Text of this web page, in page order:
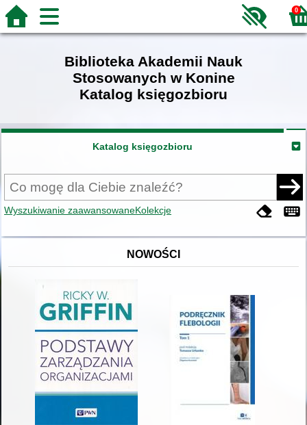
0
Biblioteka Akademii Nauk
Stosowanych w Konine
Katalog księgozbioru
Katalog księgozbioru
Wyszukiwanie zaawansowaneKolekcje
NOWOŚCI